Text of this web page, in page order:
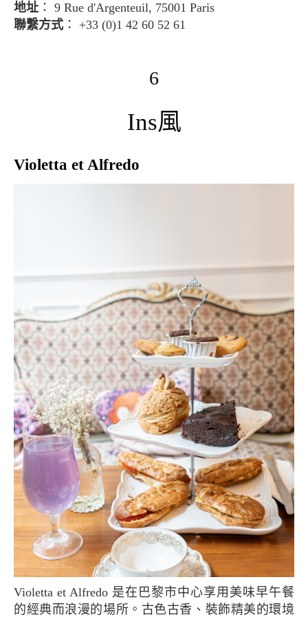
地址 ： 9 Rue d'Argenteuil, 75001 Paris
聯繫方式 ： +33 (0)1 42 60 52 61
6
Ins風
Violetta et Alfredo
Violetta et Alfredo 是在巴黎市中心享用美味早午餐
的經典而浪漫的場所。古色古香、裝飾精美的環境